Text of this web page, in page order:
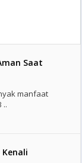
Saat
manfaat
..